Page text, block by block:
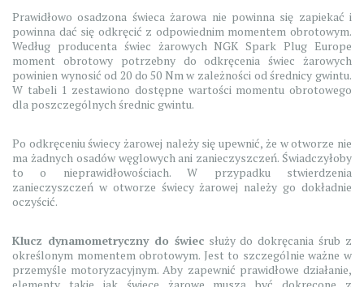
Prawidłowo osadzona świeca żarowa nie powinna się zapiekać i
powinna dać się odkręcić z odpowiednim momentem obrotowym.
Według producenta świec żarowych NGK Spark Plug Europe
moment obrotowy potrzebny do odkręcenia świec żarowych
powinien wynosić od 20 do 50 Nm w zależności od średnicy gwintu.
W tabeli 1 zestawiono dostępne wartości momentu obrotowego
dla poszczególnych średnic gwintu.
Po odkręceniu świecy żarowej należy się upewnić, że w otworze nie
ma żadnych osadów węglowych ani zanieczyszczeń. Świadczyłoby
to o nieprawidłowościach. W przypadku stwierdzenia
zanieczyszczeń w otworze świecy żarowej należy go dokładnie
oczyścić.
Klucz dynamometryczny do świecsłuży do dokręcania śrub z
określonym momentem obrotowym. Jest to szczególnie ważne w
przemyśle motoryzacyjnym. Aby zapewnić prawidłowe działanie,